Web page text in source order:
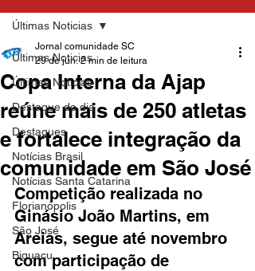
Últimas Noticias
Últimas Notícias
Destaque do dia
Destaques
Notícias Brasil
Notícias Santa Catarina
Florianópolis
São José
Biguaçu
Últimas Noticias
Copa Interna da Ajap
reúne mais de 250 atletas
e fortalece integração da
comunidade em São José
Jornal comunidade SC
29 de jun. 2 min de leitura
Competição realizada no
Ginásio João Martins, em
Areias, segue até novembro
com participação de